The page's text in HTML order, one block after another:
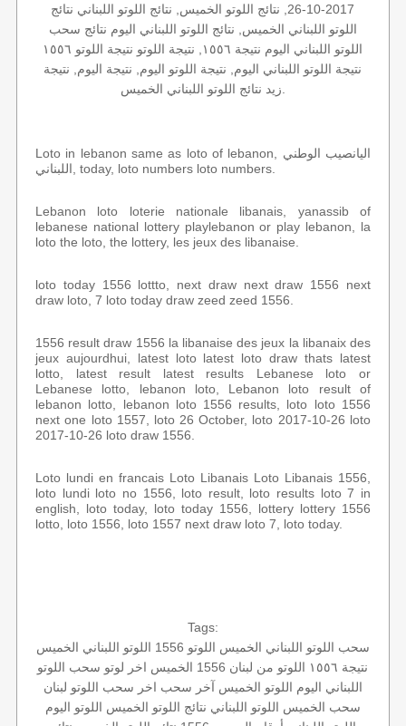
2017-10-26, نتائج اللوتو الخميس, نتائج اللوتو اللبناني نتائج
اللوتو اللبناني الخميس, نتائج اللوتو اللبناني اليوم نتائج سحب
اللوتو اللبناني اليوم نتيجة ١٥٥٦, نتيجة اللوتو نتيجة اللوتو ١٥٥٦
نتيجة اللوتو اللبناني اليوم, نتيجة اللوتو اليوم, نتيجة اليوم, نتيجة
Loto in lebanon same as loto of lebanon, اليانصيب الوطني
اللبناني, today, loto numbers loto numbers.
Lebanon loto loterie nationale libanais, yanassib of
lebanese national lottery playlebanon or play lebanon, la
loto the loto, the lottery, les jeux des libanaise.
loto today 1556 lottto, next draw next draw 1556 next
draw loto, 7 loto today draw zeed zeed 1556.
1556 result draw 1556 la libanaise des jeux la libanaix des
jeux aujourdhui, latest loto latest loto draw thats latest
lotto, latest result latest results Lebanese loto or
Lebanese lotto, lebanon loto, Lebanon loto result of
lebanon lotto, lebanon loto 1556 results, loto loto 1556
next one loto 1557, loto 26 October, loto 2017-10-26 loto
2017-10-26 loto draw 1556.
Loto lundi en francais Loto Libanais Loto Libanais 1556,
loto lundi loto no 1556, loto result, loto results loto 7 in
english, loto today, loto today 1556, lottery lottery 1556
lotto, loto 1556, loto 1557 next draw loto 7, loto today.
Tags:
سحب اللوتو اللبناني الخميس اللوتو 1556
اللوتو اللبناني الخميس
نتيجة ١٥٥٦
اللوتو من لبنان 1556 الخميس اخر لوتو سحب اللوتو
اللبناني اليوم اللوتو الخميس آخر سحب اخر سحب اللوتو لبنان
سحب الخميس اللوتو اللبناني نتائج اللوتو الخميس اللوتو اليوم